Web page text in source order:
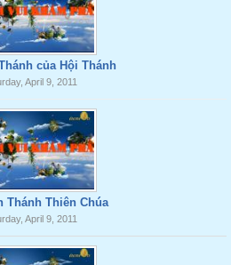
của Hội Thánh
April 9, 2011
Thánh Thiên Chúa
April 9, 2011